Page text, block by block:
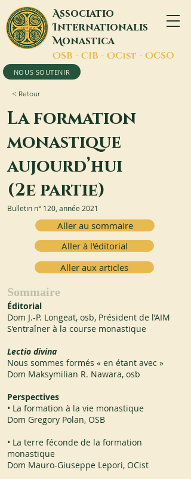
Associatio
Internationalis
Monastica
OSB - CIB - OCist - OCSO
NOUS SOUTENIR
< Retour
La formation
monastique
aujourd’hui
(2e partie)
Bulletin n° 120, année 2021
Aller au sommaire
Aller à l'éditorial
Aller aux articles
Sommaire
Éditorial
Dom J.-P. Longeat, osb, Président de l’AIM
S’entraîner à la course monastique
Lectio divina
Nous sommes formés « en étant avec »
Dom Maksymilian R. Nawara, osb
Perspectives
• La formation à la vie monastique
Dom Gregory Polan, OSB
• La terre féconde de la formation
monastique
Dom Mauro-Giuseppe Lepori, OCist